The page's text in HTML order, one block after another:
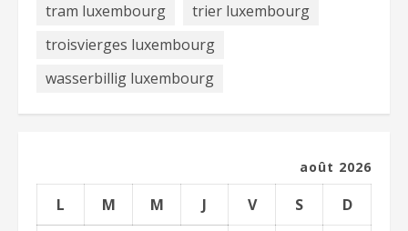
tram luxembourg
trier luxembourg
troisvierges luxembourg
wasserbillig luxembourg
août 2026
L M M J V S
D